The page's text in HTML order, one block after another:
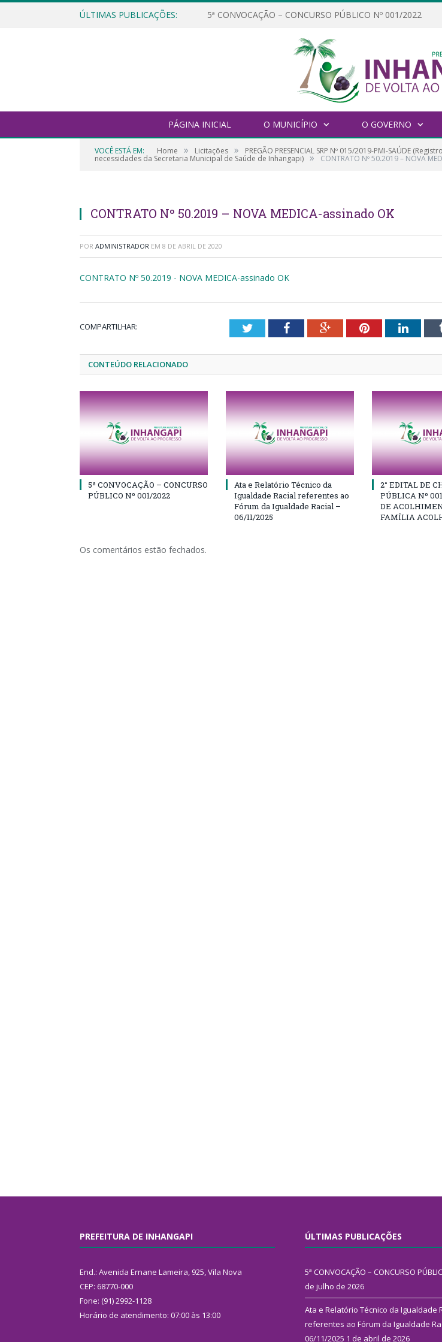
ÚLTIMAS PUBLICAÇÕES: 5ª CONVOCAÇÃO – CONCURSO PÚBLICO Nº 001/2022
PÁGINA INICIAL O MUNICÍPIO O GOVERNO
VOCÊ ESTÁ EM: Home » Licitações » PREGÃO PRESENCIAL SRP Nº 015/2019-PMI-SAÚDE
necessidades da Secretaria Municipal de Saúde de Inhangapi) » CONTRATO Nº 50.2019 – NOVA
CONTRATO Nº 50.2019 – NOVA MEDICA-assinado OK
POR ADMINISTRADOR EM 8 DE ABRIL DE 2020
CONTRATO Nº 50.2019 - NOVA MEDICA-assinado OK
COMPARTILHAR: TwitterFacebookGoogle+Pinterest
CONTEÚDO RELACIONADO
5ª CONVOCAÇÃO – CONCURSO
PÚBLICO Nº 001/2022
Ata e Relatório Técnico da
Igualdade Racial referentes ao
Fórum da Igualdade Racial –
06/11/2025
2° EDITAL DE
PÚBLICA Nº
DE
FAMÍLIA
Os comentários estão fechados.
PREFEITURA DE INHANGAPI
End.: Avenida Ernane Lameira, 925, Vila Nova
CEP: 68770-000
Fone: (91) 2992-1128
Horário de atendimento: 07:00 às 13:00
ÚLTIMAS PUBLICAÇÕES
5ª CONVOCAÇÃO – CONCURSO
de julho de 2026
Ata e Relatório Técnico da Igualdade
referentes ao Fórum da Igualdade
06/11/2025 1 de abril de 2026